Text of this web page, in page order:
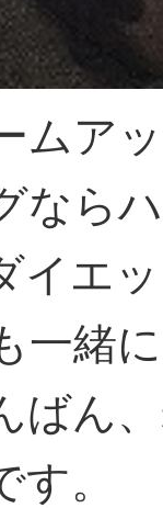
ムア
なら
イエ
一緒
ばん
。